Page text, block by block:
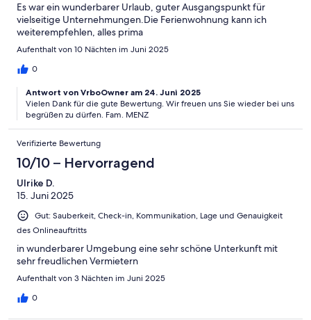
Es war ein wunderbarer Urlaub, guter Ausgangspunkt für
vielseitige Unternehmungen.Die Ferienwohnung kann ich
weiterempfehlen, alles prima
Aufenthalt von 10 Nächten im Juni 2025
0
Antwort von VrboOwner am 24. Juni 2025
Vielen Dank für die gute Bewertung. Wir freuen uns Sie wieder bei uns
begrüßen zu dürfen. Fam. MENZ
Verifizierte Bewertung
10/10 – Hervorragend
Ulrike D.
15. Juni 2025
Gut: Sauberkeit, Check-in, Kommunikation, Lage und Genauigkeit
des Onlineauftritts
in wunderbarer Umgebung eine sehr schöne Unterkunft mit
sehr freudlichen Vermietern
Aufenthalt von 3 Nächten im Juni 2025
0